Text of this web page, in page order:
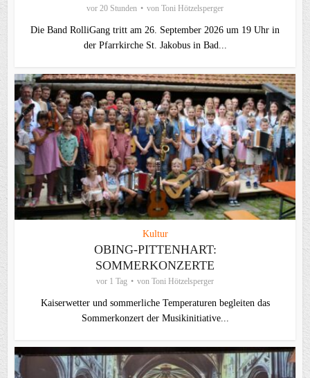
vor 20 Stunden von Toni Hötzelsperger
Die Band RolliGang tritt am 26. September 2026 um 19 Uhr in
der Pfarrkirche St. Jakobus in Bad...
Kultur
OBING-PITTENHART:
SOMMERKONZERTE
vor 1 Tag von Toni Hötzelsperger
Kaiserwetter und sommerliche Temperaturen begleiten das
Sommerkonzert der Musikinitiative...